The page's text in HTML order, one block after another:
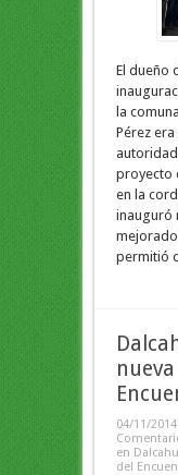
El dueño
la
Pérez
proyecto
en la
inauguró
permitió
04/11/2014
en
del